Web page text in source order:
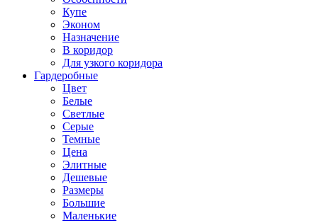
Купе
Эконом
Назначение
В коридор
Для узкого коридора
Гардеробные
Цвет
Белые
Светлые
Серые
Темные
Цена
Элитные
Дешевые
Размеры
Большие
Маленькие